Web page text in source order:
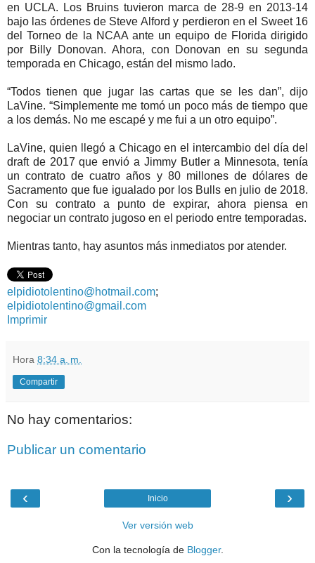
en UCLA. Los Bruins tuvieron marca de 28-9 en 2013-14
bajo las órdenes de Steve Alford y perdieron en el Sweet 16
del Torneo de la NCAA ante un equipo de Florida dirigido
por Billy Donovan. Ahora, con Donovan en su segunda
temporada en Chicago, están del mismo lado.
“Todos tienen que jugar las cartas que se les dan”, dijo
LaVine. “Simplemente me tomó un poco más de tiempo que
a los demás. No me escapé y me fui a un otro equipo”.
LaVine, quien llegó a Chicago en el intercambio del día del
draft de 2017 que envió a Jimmy Butler a Minnesota, tenía
un contrato de cuatro años y 80 millones de dólares de
Sacramento que fue igualado por los Bulls en julio de 2018.
Con su contrato a punto de expirar, ahora piensa en
negociar un contrato jugoso en el periodo entre temporadas.
Mientras tanto, hay asuntos más inmediatos por atender.
elpidiotolentino@hotmail.com;
elpidiotolentino@gmail.com
Imprimir
Hora 8:34 a. m.
Compartir
No hay comentarios:
Publicar un comentario
‹ ›
Inicio
Ver versión web
Con la tecnología de Blogger.